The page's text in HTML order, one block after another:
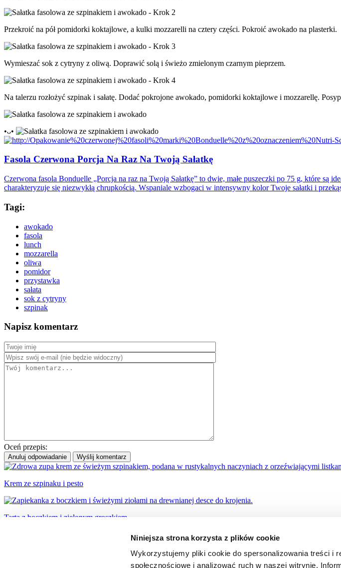
Niniejsza strona korzysta z plików cookie
Wykorzystujemy pliki cookie do spersonalizowania treści i
społecznościowe i analizować ruch w naszej witrynie.
Przekroić na pół pomidorki koktajlowe, a kulki mozzarelli na cztery części. Pokroić awokado na plasterki.
Wymieszać sok z cytryny z oliwą. Doprawić solą i świeżo zmielonym czarnym pieprzem.
Na talerzu rozłożyć szpinak i sałatę. Dodać pokrojone awokado, pomidorki koktajlowe i mozzarellę.
•ᴗ•
Fasola Czerwona Porcja Na Raz Na Twoją Sałatkę
Czerwona fasola Bonduelle „Porcja na raz na Twoją Sałatkę” to dwie, małe puszeczki po 75 g, które są
charakteryzuje się niezwykłą chrupkością. Wspaniale wzbogaci w intensywny kolor Twoje sałatki i
Tagi:
awokado
fasola
lunch
mozzarella
oliwa
pomidor
przystawka
sałata
sok z cytryny
szpinak
Napisz komentarz
Oceń przepis:
Anuluj odpowiadanie Wyślij komentarz
Krem ze szpinaku i pesto
Tarta z boczkiem i zielonym groszkiem
Kolorowa zapiekanka z kukurydzą i groszkiem